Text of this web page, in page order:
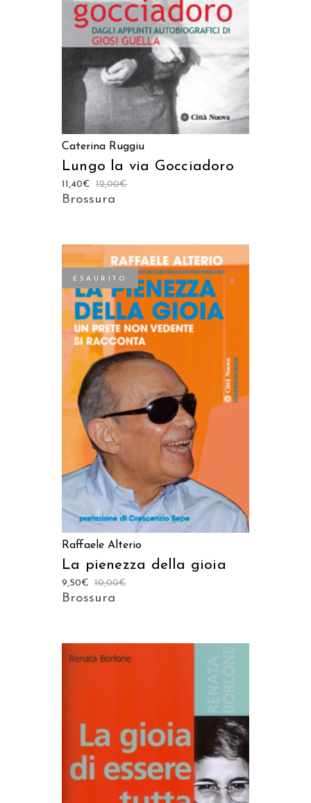
Caterina Ruggiu
Lungo la via Gocciadoro
12,00€
11,40€
Brossura
ESAURITO
LEGGI TUTTO
Raffaele Alterio
La pienezza della gioia
10,00€
9,50€
Brossura
AGGIUNGI AL CARRELLO